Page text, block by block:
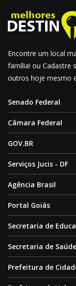
Encontre um local
família! ou Cadastre
outros hoje mesmo
Senado Federal
Câmara Federal
GOV.BR
Serviços Jucis - DF
Agência Brasil
Portal Goiás
Secretaria de
Secretaria de
Prefeitura de